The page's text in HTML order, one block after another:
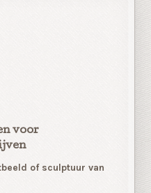
voor
of sculptuur van